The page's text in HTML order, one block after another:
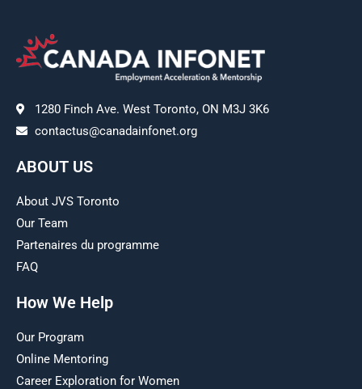
1280 Finch Ave. West Toronto, ON M3J 3K6
contactus@canadainfonet.org
ABOUT US
About JVS Toronto
Our Team
Partenaires du programme
FAQ
How We Help
Our Program
Online Mentoring
Career Exploration for Women